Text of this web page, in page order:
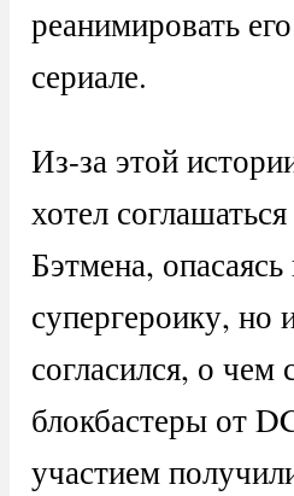
реанимировать
сериале.
Из-за этой
хотел
Бэтмена, опасаясь
супергероику, но
согласился, о чем
блокбастеры от
участием